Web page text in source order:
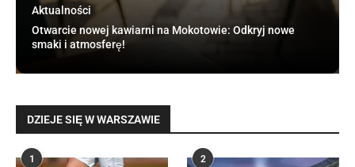
Aktualności
Otwarcie nowej kawiarni na Mokotowie: Odkryj nowe
smaki i atmosferę!
DZIEJE SIĘ W WARSZAWIE
1 2